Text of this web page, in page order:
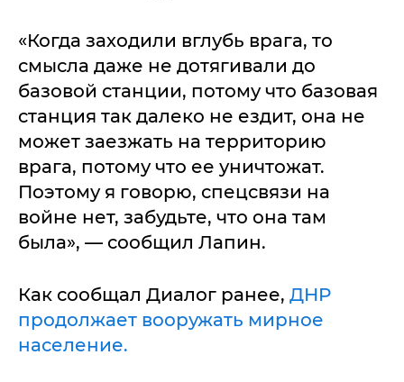
«Когда заходили вглубь врага, то
смысла даже не дотягивали до
базовой станции, потому что базовая
станция так далеко не ездит, она не
может заезжать на территорию
врага, потому что ее уничтожат.
Поэтому я говорю, спецсвязи на
войне нет, забудьте, что она там
была», — сообщил Лапин.
Как сообщал Диалог ранее, ДНР
продолжает вооружать мирное
население.